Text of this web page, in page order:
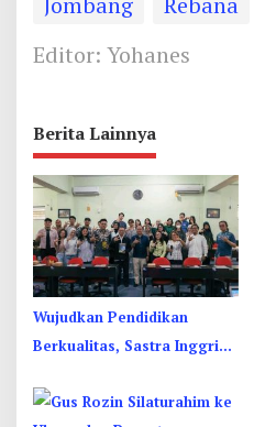
Editor: Yohanes
Berita Lainnya
Wujudkan Pendidikan
Berkualitas, Sastra Inggris
Interkultural